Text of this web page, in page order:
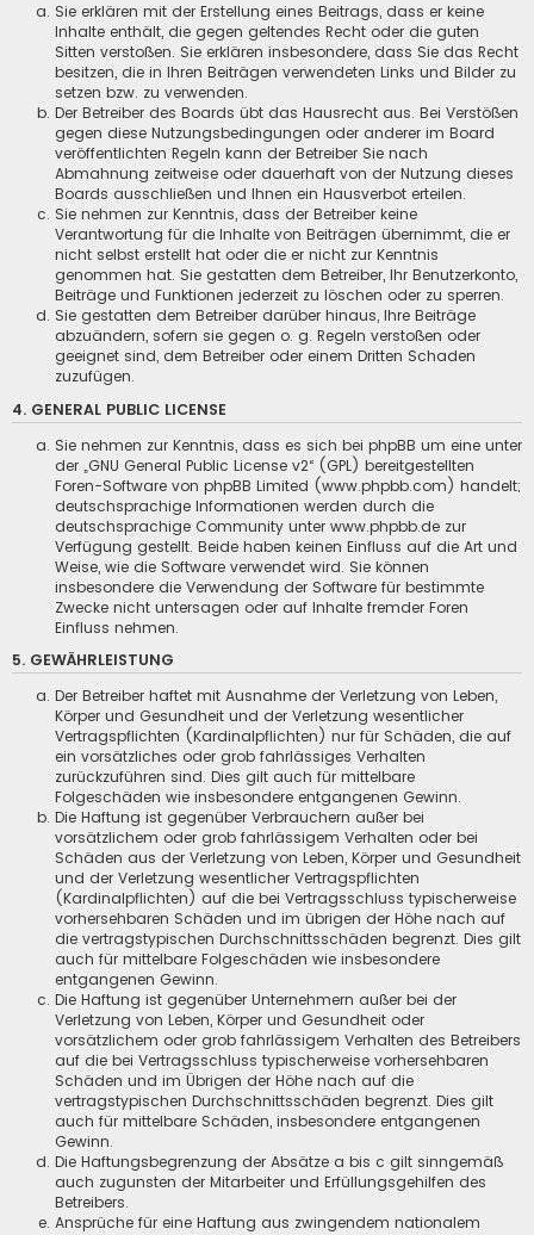
Sie erklären mit der Erstellung eines Beitrags, dass er keine
Inhalte enthält, die gegen geltendes Recht oder die guten
Sitten verstoßen. Sie erklären insbesondere, dass Sie das Recht
besitzen, die in Ihren Beiträgen verwendeten Links und Bilder zu
setzen bzw. zu verwenden.
Der Betreiber des Boards übt das Hausrecht aus. Bei Verstößen
gegen diese Nutzungsbedingungen oder anderer im Board
veröffentlichten Regeln kann der Betreiber Sie nach
Abmahnung zeitweise oder dauerhaft von der Nutzung dieses
Boards ausschließen und Ihnen ein Hausverbot erteilen.
Sie nehmen zur Kenntnis, dass der Betreiber keine
Verantwortung für die Inhalte von Beiträgen übernimmt, die er
nicht selbst erstellt hat oder die er nicht zur Kenntnis
genommen hat. Sie gestatten dem Betreiber, Ihr Benutzerkonto,
Beiträge und Funktionen jederzeit zu löschen oder zu sperren.
Sie gestatten dem Betreiber darüber hinaus, Ihre Beiträge
abzuändern, sofern sie gegen o. g. Regeln verstoßen oder
geeignet sind, dem Betreiber oder einem Dritten Schaden
zuzufügen.
4. GENERAL PUBLIC LICENSE
Sie nehmen zur Kenntnis, dass es sich bei phpBB um eine unter
der „GNU General Public License v2“ (GPL) bereitgestellten
Foren-Software von phpBB Limited (www.phpbb.com) handelt;
deutschsprachige Informationen werden durch die
deutschsprachige Community unter www.phpbb.de zur
Verfügung gestellt. Beide haben keinen Einfluss auf die Art und
Weise, wie die Software verwendet wird. Sie können
insbesondere die Verwendung der Software für bestimmte
Zwecke nicht untersagen oder auf Inhalte fremder Foren
Einfluss nehmen.
5. GEWÄHRLEISTUNG
Der Betreiber haftet mit Ausnahme der Verletzung von Leben,
Körper und Gesundheit und der Verletzung wesentlicher
Vertragspflichten (Kardinalpflichten) nur für Schäden, die auf
ein vorsätzliches oder grob fahrlässiges Verhalten
zurückzuführen sind. Dies gilt auch für mittelbare
Folgeschäden wie insbesondere entgangenen Gewinn.
Die Haftung ist gegenüber Verbrauchern außer bei
vorsätzlichem oder grob fahrlässigem Verhalten oder bei
Schäden aus der Verletzung von Leben, Körper und Gesundheit
und der Verletzung wesentlicher Vertragspflichten
(Kardinalpflichten) auf die bei Vertragsschluss typischerweise
vorhersehbaren Schäden und im übrigen der Höhe nach auf
die vertragstypischen Durchschnittsschäden begrenzt. Dies gilt
auch für mittelbare Folgeschäden wie insbesondere
entgangenen Gewinn.
Die Haftung ist gegenüber Unternehmern außer bei der
Verletzung von Leben, Körper und Gesundheit oder
vorsätzlichem oder grob fahrlässigem Verhalten des Betreibers
auf die bei Vertragsschluss typischerweise vorhersehbaren
Schäden und im Übrigen der Höhe nach auf die
vertragstypischen Durchschnittsschäden begrenzt. Dies gilt
auch für mittelbare Schäden, insbesondere entgangenen
Gewinn.
Die Haftungsbegrenzung der Absätze a bis c gilt sinngemäß
auch zugunsten der Mitarbeiter und Erfüllungsgehilfen des
Betreibers.
Ansprüche für eine Haftung aus zwingendem nationalem